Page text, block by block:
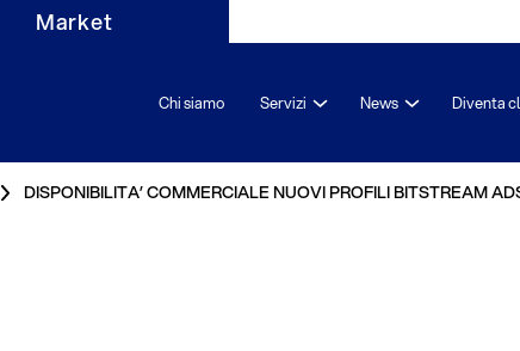
Market
Chi siamo Servizi News Diventa
DISPONIBILITA’ COMMERCIALE NUOVI PROFILI BITSTREAM